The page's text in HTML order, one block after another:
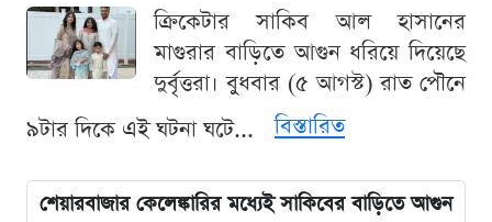
ক্রিকেটার সাকিব আল হাসানের
মাগুরার বাড়িতে আগুন ধরিয়ে দিয়েছে
দুর্বৃত্তরা। বুধবার (৫ আগস্ট) রাত পৌনে
৯টার দিকে এই ঘটনা ঘটে...
বিস্তারিত
শেয়ারবাজার কেলেঙ্কারির মধ্যেই সাকিবের বাড়িতে আগুন